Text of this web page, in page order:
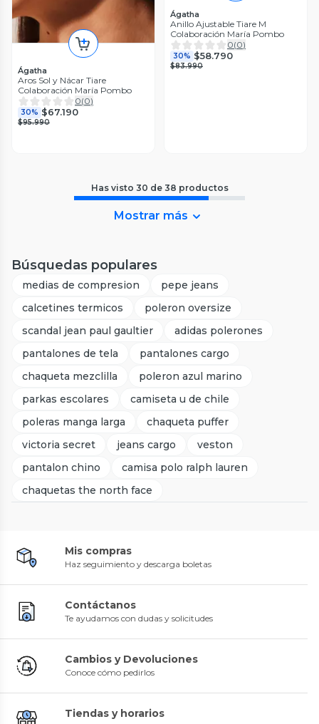
Ágatha
Aros Sol y Nácar Tiare
Colaboración María Pombo
0(0)
30% $67.190
$95.990
Ágatha
Anillo Ajustable Tiare M
Colaboración María Pombo
0(0)
30% $58.790
$83.990
Has visto 30 de 38 productos
Mostrar más
Búsquedas populares
medias de compresion
pepe jeans
calcetines termicos
poleron oversize
scandal jean paul gaultier
adidas polerones
pantalones de tela
pantalones cargo
chaqueta mezclilla
poleron azul marino
parkas escolares
camiseta u de chile
poleras manga larga
chaqueta puffer
victoria secret
jeans cargo
veston
pantalon chino
camisa polo ralph lauren
chaquetas the north face
Mis compras
Haz seguimiento y descarga boletas
Contáctanos
Te ayudamos con dudas y solicitudes
Cambios y Devoluciones
Conoce cómo pedirlos
Tiendas y horarios